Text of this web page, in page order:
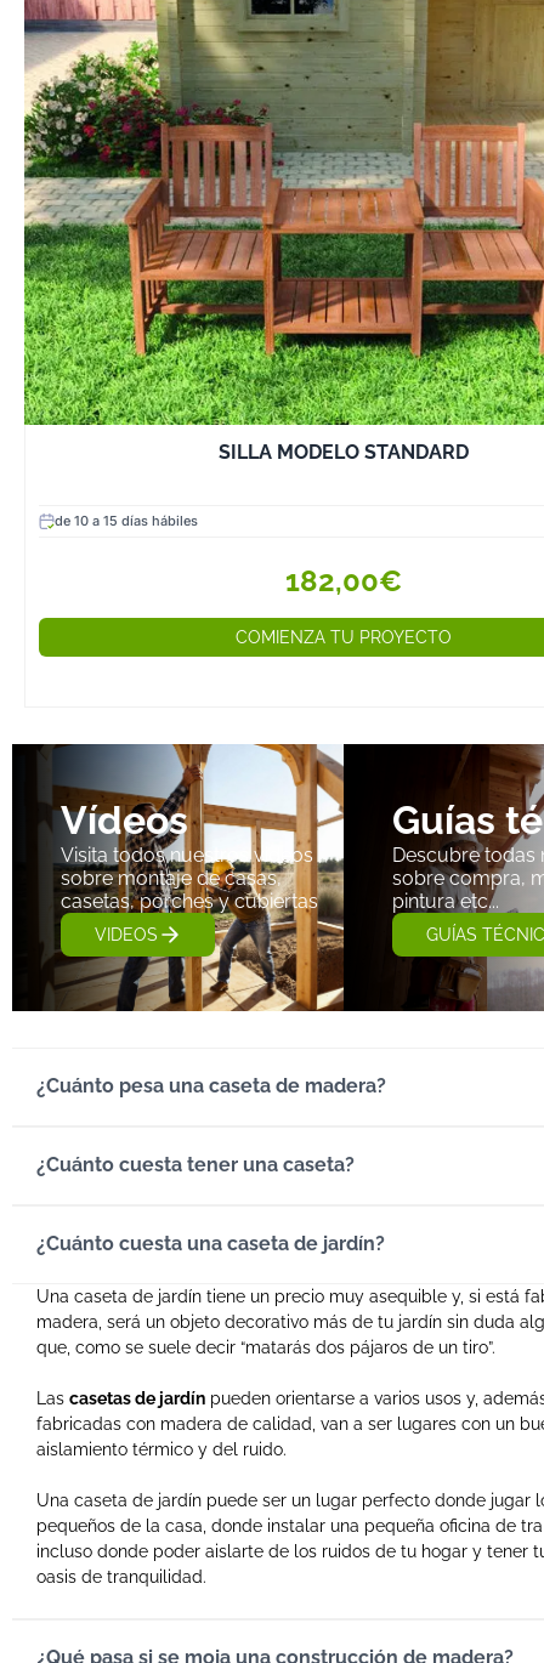
SILLA MODELO STANDARD
de 10 a 15 días hábiles
182,00€
COMIENZA TU PROYECTO
Vídeos
Visita todos nuestros videos
sobre montaje de casas,
casetas, porches y cubiertas
VIDEOS
Guías
Descubre todas
sobre compra,
pintura etc...
GUÍAS
¿Cuánto pesa una caseta de madera?
¿Cuánto cuesta tener una caseta?
¿Cuánto cuesta una caseta de jardín?
Una caseta de jardín tiene un precio muy asequible y, si está
madera, será un objeto decorativo más de tu jardín sin duda
que, como se suele decir “matarás dos pájaros de un tiro”.
Las casetas de jardín pueden orientarse a varios usos y,
fabricadas con madera de calidad, van a ser lugares con un
aislamiento térmico y del ruido.
Una caseta de jardín puede ser un lugar perfecto donde jugar
pequeños de la casa, donde instalar una pequeña oficina de
incluso donde poder aislarte de los ruidos de tu hogar y tener
oasis de tranquilidad.
¿Qué pasa si se moja una construcción de madera?